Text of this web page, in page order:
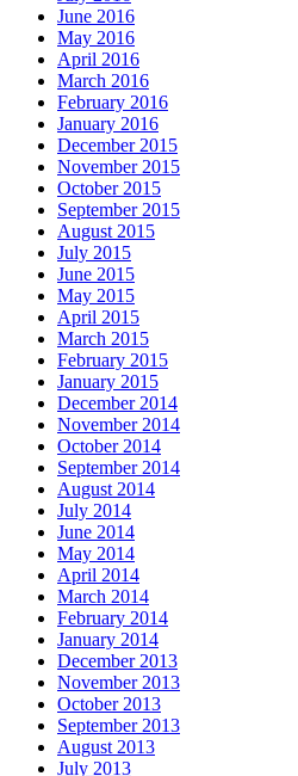
June 2016
May 2016
April 2016
March 2016
February 2016
January 2016
December 2015
November 2015
October 2015
September 2015
August 2015
July 2015
June 2015
May 2015
April 2015
March 2015
February 2015
January 2015
December 2014
November 2014
October 2014
September 2014
August 2014
July 2014
June 2014
May 2014
April 2014
March 2014
February 2014
January 2014
December 2013
November 2013
October 2013
September 2013
August 2013
July 2013